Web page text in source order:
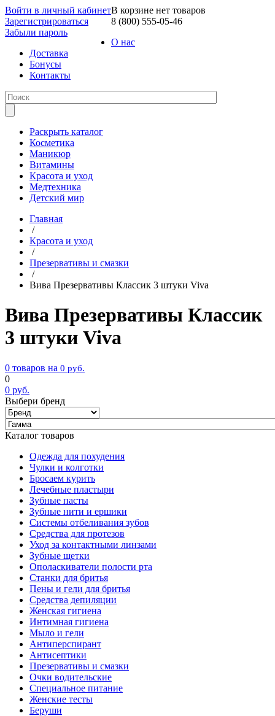
Войти в личный кабинет
Зарегистрироваться
Забыли пароль
В корзине нет товаров
8 (800) 555-05-46
О нас
Доставка
Бонусы
Контакты
Раскрыть каталог
Косметика
Маникюр
Витамины
Красота и уход
Медтехника
Детский мир
Главная
/
Красота и уход
/
Презервативы и смазки
/
Вива Презервативы Классик 3 штуки Viva
Вива Презервативы Классик
3 штуки Viva
0 товаров на 0 руб.
0
0 руб.
Выбери бренд
Каталог товаров
Одежда для похудения
Чулки и колготки
Бросаем курить
Лечебные пластыри
Зубные пасты
Зубные нити и ершики
Системы отбеливания зубов
Средства для протезов
Уход за контактными линзами
Зубные щетки
Ополаскиватели полости рта
Станки для бритья
Пены и гели для бритья
Средства депиляции
Женская гигиена
Интимная гигиена
Мыло и гели
Антиперспирант
Антисептики
Презервативы и смазки
Очки водительские
Специальное питание
Женские тесты
Беруши